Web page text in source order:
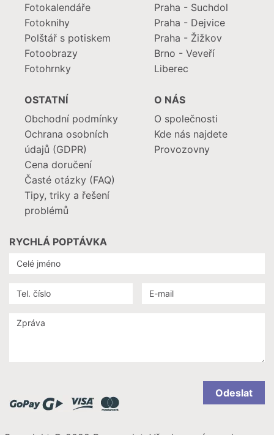
Fotokalendáře
Fotoknihy
Polštář s potiskem
Fotoobrazy
Fotohrnky
Praha - Suchdol
Praha - Dejvice
Praha - Žižkov
Brno - Veveří
Liberec
OSTATNÍ
Obchodní podmínky
Ochrana osobních
údajů (GDPR)
Cena doručení
Časté otázky (FAQ)
Tipy, triky a řešení
problémů
O NÁS
O společnosti
Kde nás najdete
Provozovny
RYCHLÁ POPTÁVKA
Odeslat